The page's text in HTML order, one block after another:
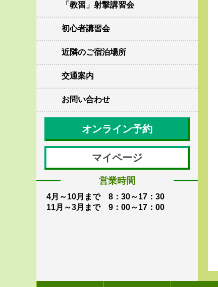
「教習」射撃講習会
初心者講習会
近隣のご宿泊場所
交通案内
お問い合わせ
オンライン予約
マイページ
営業時間
4月～10月まで 8：30～17：30
11月～3月まで 9：00～17：00